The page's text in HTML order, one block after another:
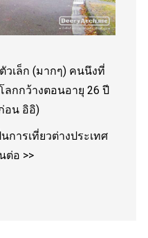
วเล็ก (มากๆ) คนนึงที่
ลกกว้างตอนอายุ 26 ปี
อน อิอิ)
การเที่ยวต่างประเทศ
ต่อ >>